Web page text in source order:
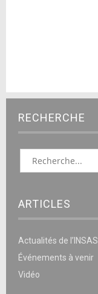
RECHERCHE
ARTICLES
Actualités de l’INSAS
Événements à venir
Vidéo